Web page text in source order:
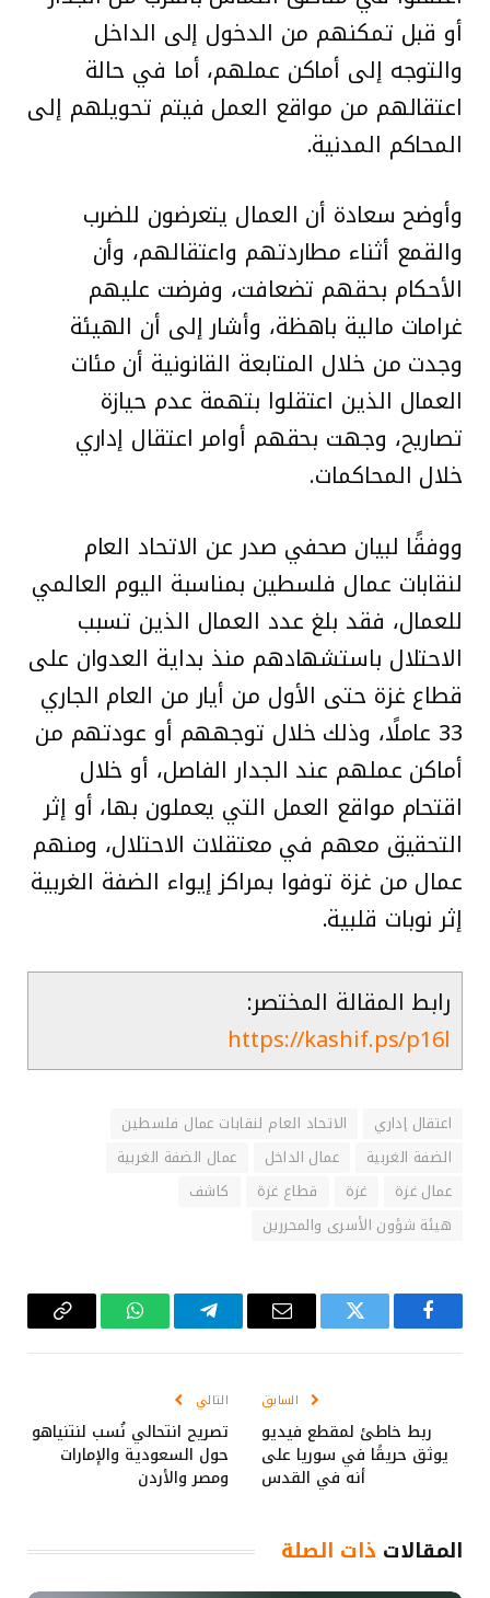
أو قبل تمكنهم من الدخول إلى الداخل
والتوجه إلى أماكن عملهم، أما في حالة
اعتقالهم من مواقع العمل فيتم تحويلهم إلى
المحاكم المدنية.
وأوضح سعادة أن العمال يتعرضون للضرب
والقمع أثناء مطاردتهم واعتقالهم، وأن
الأحكام بحقهم تضعافت، وفرضت عليهم
غرامات مالية باهظة، وأشار إلى أن الهيئة
وجدت من خلال المتابعة القانونية أن مئات
العمال الذين اعتقلوا بتهمة عدم حيازة
تصاريح، وجهت بحقهم أوامر اعتقال إداري
خلال المحاكمات.
ووفقًا لبيان صحفي صدر عن الاتحاد العام
لنقابات عمال فلسطين بمناسبة اليوم العالمي
للعمال، فقد بلغ عدد العمال الذين تسبب
الاحتلال باستشهادهم منذ بداية العدوان على
قطاع غزة حتى الأول من أيار من العام الجاري
33 عاملًا، وذلك خلال توجههم أو عودتهم من
أماكن عملهم عند الجدار الفاصل، أو خلال
اقتحام مواقع العمل التي يعملون بها، أو إثر
التحقيق معهم في معتقلات الاحتلال، ومنهم
عمال من غزة توفوا بمراكز إيواء الضفة الغربية
إثر نوبات قلبية.
رابط المقالة المختصر:
https://kashif.ps/p16l
اعتقال إداري
الاتحاد العام لنقابات عمال فلسطين
الضفة الغربية
عمال الداخل
عمال الضفة الغربية
عمال غزة
غزة قطاع غزة
كاشف
هيئة شؤون الأسرى والمحررين
فيسبوك تويتر
البريد
تيلقرام واتساب Copy
السابق
ربط خاطئ لمقطع فيديو
يوثق حريقًا في سوريا على
أنه في القدس
التالي
تصريح انتحالي نُسب لنتنياهو
حول السعودية والإمارات
ومصر والأردن
المقالات ذات الصلة